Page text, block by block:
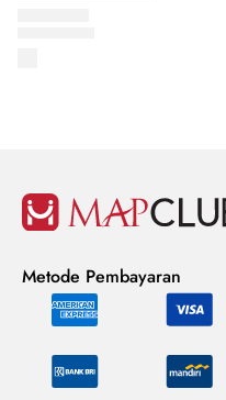
Metode Pembayaran